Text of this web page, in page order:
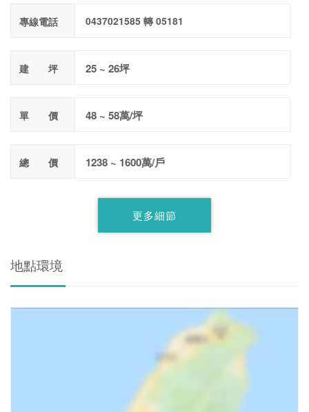
專線電話 0437021585 轉 05181
建 坪 25 ~ 26坪
單 價 48 ~ 58萬/坪
總 價 1238 ~ 1600萬/戶
更多細節
地點環境